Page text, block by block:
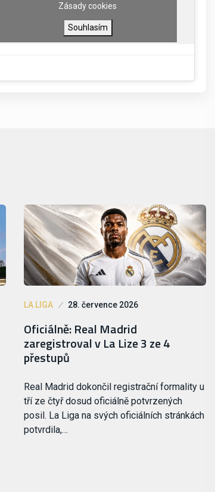
Zásady cookies
Souhlasím
LA LIGA 28. července 2026
Oficiálně: Real Madrid
zaregistroval v La Lize 3 ze 4
přestupů
Real Madrid dokončil registrační formality u
tří ze čtyř dosud oficiálně potvrzených
posil. La Liga na svých oficiálních stránkách
potvrdila,…